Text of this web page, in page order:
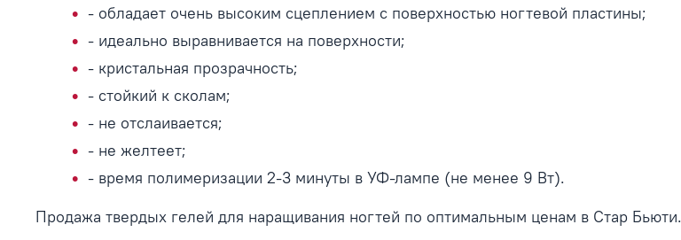
- обладает очень высоким сцеплением с поверхностью ногтевой пластины;
- идеально выравнивается на поверхности;
- кристальная прозрачность;
- стойкий к сколам;
- не отслаивается;
- не желтеет;
- время полимеризации 2-3 минуты в УФ-лампе (не менее 9 Вт).
Продажа твердых гелей для наращивания ногтей по оптимальным ценам в Стар Бьюти.